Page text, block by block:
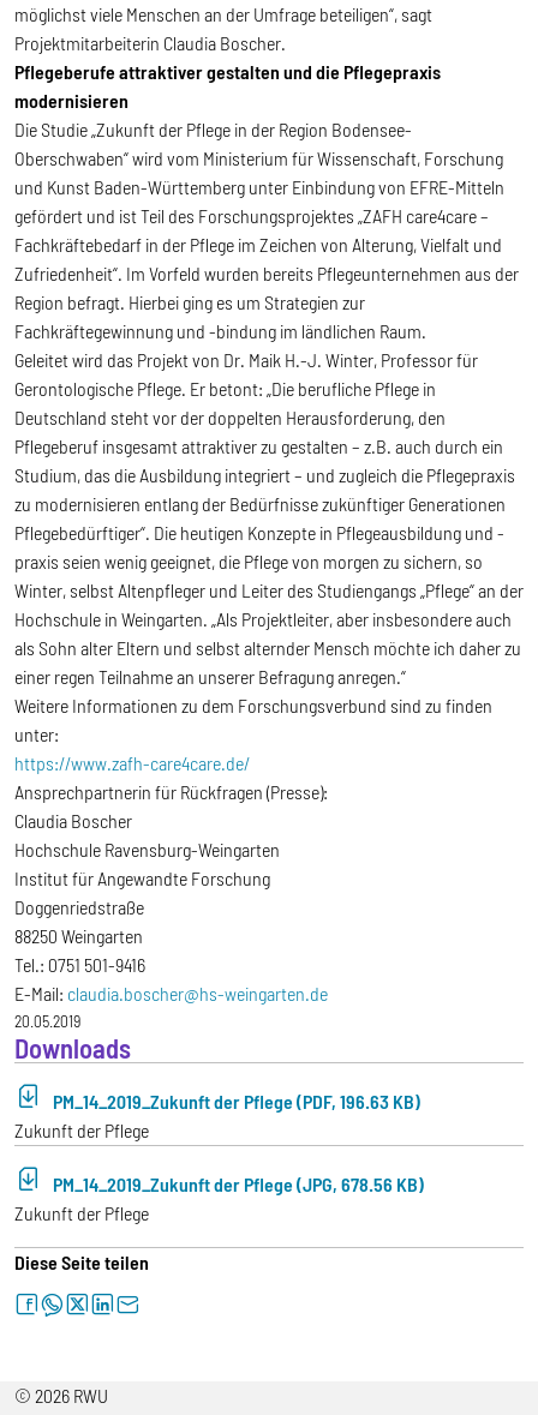
möglichst viele Menschen an der Umfrage beteiligen“, sagt
Projektmitarbeiterin Claudia Boscher.
Pflegeberufe attraktiver gestalten und die Pflegepraxis
modernisieren
Die Studie „Zukunft der Pflege in der Region Bodensee-
Oberschwaben“ wird vom Ministerium für Wissenschaft, Forschung
und Kunst Baden-Württemberg unter Einbindung von EFRE-Mitteln
gefördert und ist Teil des Forschungsprojektes „ZAFH care4care –
Fachkräftebedarf in der Pflege im Zeichen von Alterung, Vielfalt und
Zufriedenheit“. Im Vorfeld wurden bereits Pflegeunternehmen aus der
Region befragt. Hierbei ging es um Strategien zur
Fachkräftegewinnung und -bindung im ländlichen Raum.
Geleitet wird das Projekt von Dr. Maik H.-J. Winter, Professor für
Gerontologische Pflege. Er betont: „Die berufliche Pflege in
Deutschland steht vor der doppelten Herausforderung, den
Pflegeberuf insgesamt attraktiver zu gestalten – z.B. auch durch ein
Studium, das die Ausbildung integriert – und zugleich die Pflegepraxis
zu modernisieren entlang der Bedürfnisse zukünftiger Generationen
Pflegebedürftiger“. Die heutigen Konzepte in Pflegeausbildung und -
praxis seien wenig geeignet, die Pflege von morgen zu sichern, so
Winter, selbst Altenpfleger und Leiter des Studiengangs „Pflege“ an der
Hochschule in Weingarten. „Als Projektleiter, aber insbesondere auch
als Sohn alter Eltern und selbst alternder Mensch möchte ich daher zu
einer regen Teilnahme an unserer Befragung anregen.“
Weitere Informationen zu dem Forschungsverbund sind zu finden
unter:
https://www.zafh-care4care.de/
Ansprechpartnerin für Rückfragen (Presse):
Claudia Boscher
Hochschule Ravensburg-Weingarten
Institut für Angewandte Forschung
Doggenriedstraße
88250 Weingarten
Tel.: 0751 501-9416
E-Mail: claudia.boscher@hs-weingarten.de
20.05.2019
Downloads
PM_14_2019_Zukunft der Pflege (PDF, 196.63 KB)
Zukunft der Pflege
PM_14_2019_Zukunft der Pflege (JPG, 678.56 KB)
Zukunft der Pflege
Diese Seite teilen
facebookwhatsapptwitterlinkedinletter
© 2026 RWU